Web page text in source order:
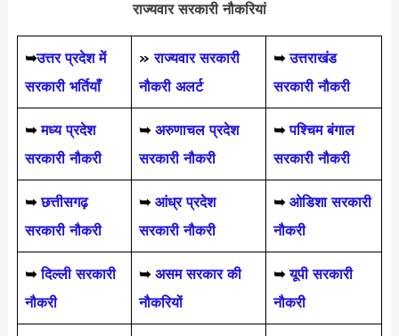
राज्यवार सरकारी नौकरियां
➥उत्तर प्रदेश में
सरकारी भर्तियाँ
»राज्यवार सरकारी
नौकरी अलर्ट
➥ उत्तराखंड
सरकारी नौकरी
➥ मध्य प्रदेश
सरकारी नौकरी
➥ अरुणाचल प्रदेश
सरकारी नौकरी
➥ पश्चिम बंगाल
सरकारी नौकरी
➥ छत्तीसगढ़
सरकारी नौकरी
➥ आंध्र प्रदेश
सरकारी नौकरी
➥ ओडिशा सरकारी
नौकरी
➥ दिल्ली सरकारी
नौकरी
➥ असम सरकार की
नौकरियों
➥ यूपी सरकारी
नौकरी